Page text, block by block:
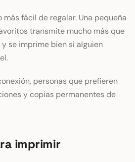
fácil de regalar. Una pequeña
transmite mucho más que
se imprime bien si alguien
personas que prefieren
y copias permanentes de
imprimir